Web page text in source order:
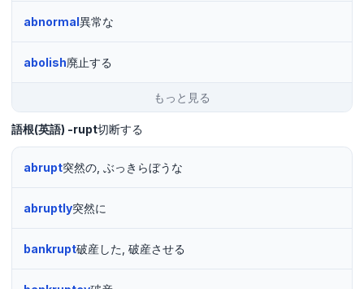
abnormal異常な
abolish廃止する
もっと見る
語根(英語) -rupt切断する
abrupt突然の, ぶっきらぼうな
abruptly突然に
bankrupt破産した, 破産させる